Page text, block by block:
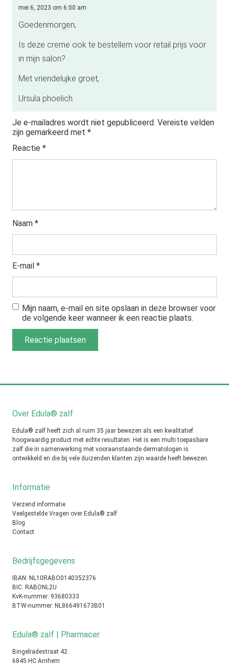
mei 6, 2023 om 6:00 am
Goedenmorgen,
Is deze creme ook te bestellem voor retail prijs voor
in mijn salon?
Met vriendelujke groet,
Ursula phoelich
Je e-mailadres wordt niet gepubliceerd. Vereiste velden
zijn gemarkeerd met *
Reactie *
Naam *
E-mail *
Mijn naam, e-mail en site opslaan in deze browser voor
de volgende keer wanneer ik een reactie plaats.
Over Edula® zalf
Edula® zalf heeft zich al ruim 35 jaar bewezen als een kwalitatief
hoogwaardig product met echte resultaten. Het is een multi toepasbare
zalf die in samenwerking met vooraanstaande dermatologen is
ontwikkeld en die bij vele duizenden klanten zijn waarde heeft bewezen.
Informatie
Verzend informatie
Veelgestelde Vragen over Edula® zalf
Blog
Contact
Bedrijfsgegevens
IBAN: NL10RABO0140352376
BIC: RABONL2U
KvK-nummer: 93680333
BTW-nummer: NL866491673B01
Edula® zalf | Pharmacer
Bingelradestraat 42
6845 HC Arnhem